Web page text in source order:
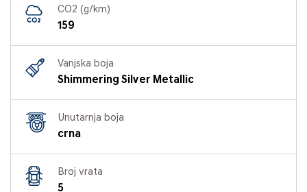
CO2 (g/km)
159
Vanjska boja
Shimmering Silver Metallic
Unutarnja boja
crna
Broj vrata
5